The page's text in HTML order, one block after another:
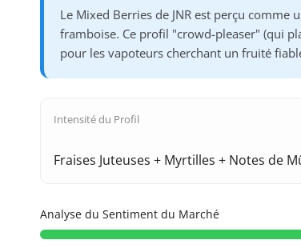
Le Mixed Berries de JNR est perçu
framboise. Ce profil "crowd-pleaser" (qui
pour les vapoteurs cherchant un fruité
Intensité du Profil
Fraises Juteuses + Myrtilles + Notes de
Analyse du Sentiment du Marché